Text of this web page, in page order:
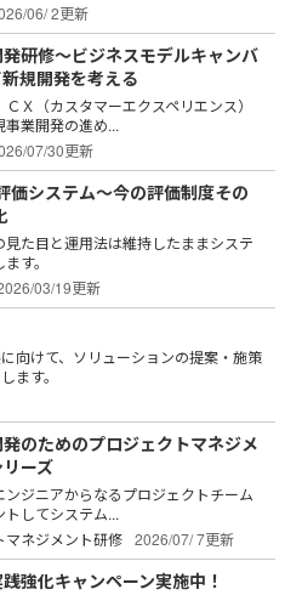
06/ 2更新
研修～ビジネスモデルキャンバ
規開発を考える
Ｘ（カスタマーエクスペリエンス）
業開発の進め...
07/30更新
価システム～今の評価制度その
見た目と運用法は維持したままシステ
す。
03/19更新
向けて、ソリューションの提案・施策
ます。
のためのプロジェクトマネジメ
ーズ
ンジニアからなるプロジェクトチーム
トしてシステム...
マネジメント研修 2026/07/ 7更新
強化キャンペーン実施中！